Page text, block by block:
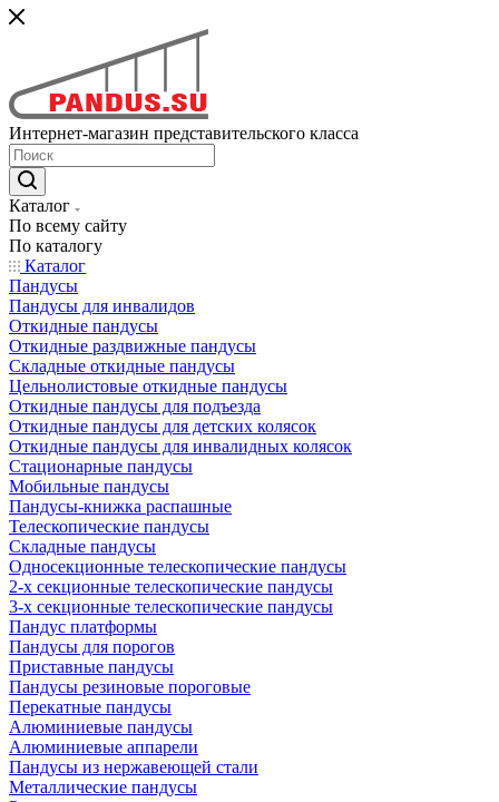
Интернет-магазин представительского класса
Каталог
По всему сайту
По каталогу
Каталог
Пандусы
Пандусы для инвалидов
Откидные пандусы
Откидные раздвижные пандусы
Складные откидные пандусы
Цельнолистовые откидные пандусы
Откидные пандусы для подъезда
Откидные пандусы для детских колясок
Откидные пандусы для инвалидных колясок
Стационарные пандусы
Мобильные пандусы
Пандусы-книжка распашные
Телескопические пандусы
Складные пандусы
Односекционные телескопические пандусы
2-х секционные телескопические пандусы
3-х секционные телескопические пандусы
Пандус платформы
Пандусы для порогов
Приставные пандусы
Пандусы резиновые пороговые
Перекатные пандусы
Алюминиевые пандусы
Алюминиевые аппарели
Пандусы из нержавеющей стали
Металлические пандусы